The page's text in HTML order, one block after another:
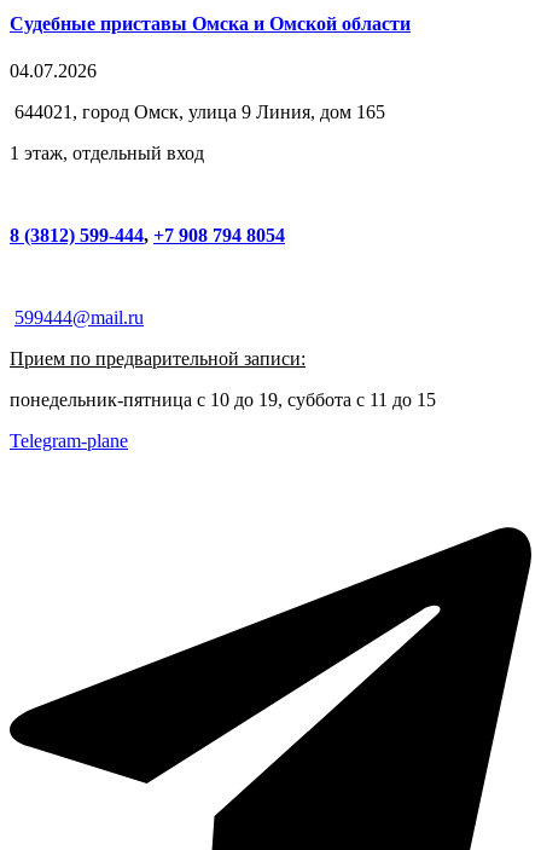
Судебные приставы Омска и Омской области
04.07.2026
644021, город Омск, улица 9 Линия, дом 165
1 этаж, отдельный вход
8 (3812) 599-444, +7 908 794 8054
599444@mail.ru
Прием по предварительной записи:
понедельник-пятница с 10 до 19, суббота с 11 до 15
Telegram-plane